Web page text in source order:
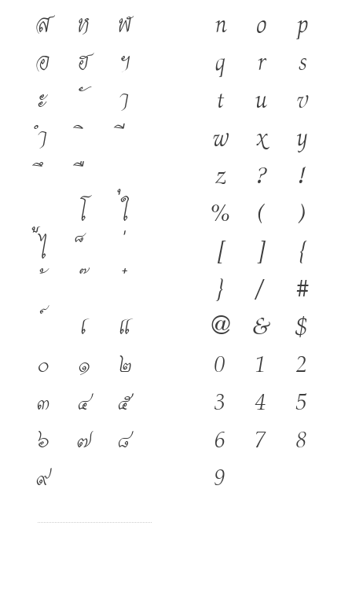
ส
ห
ฬ
อ
ฮ
ฯ
ะ
า
ำ
โ
ใ
ไ
เ
แ
๐
๑
๒
๓
๔
๕
๖
๗
๘
๙
n
o
p
q
r
s
t
u
v
w
x
y
z
?
!
%
(
)
[
]
{
}
/
#
@ &
$
0
1
2
3
4
5
6
7
8
9